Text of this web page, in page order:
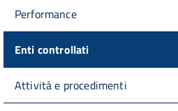
Performance
Enti controllati
Attività e procedimenti